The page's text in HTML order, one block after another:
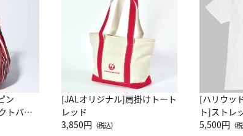
ン
トバッ
[JALオリジナル]肩掛けトート
レッド
3,850円 （税込）
[ハリウッ
ト]ストレ
ーネック
5,500円 （